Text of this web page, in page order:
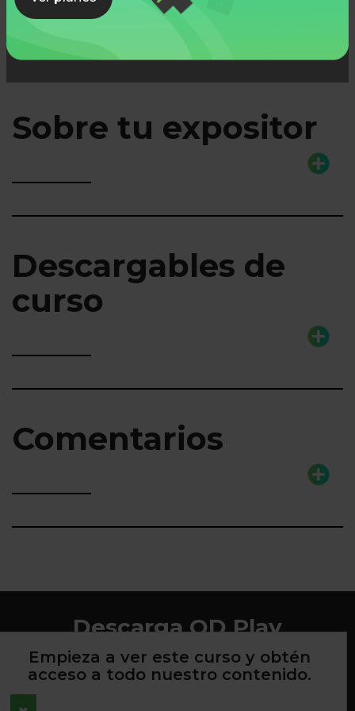
Sobre tu expositor
Descargables de
curso
Comentarios
Empieza a ver este curso y obtén
acceso a todo nuestro contenido.
Descarga QD Play